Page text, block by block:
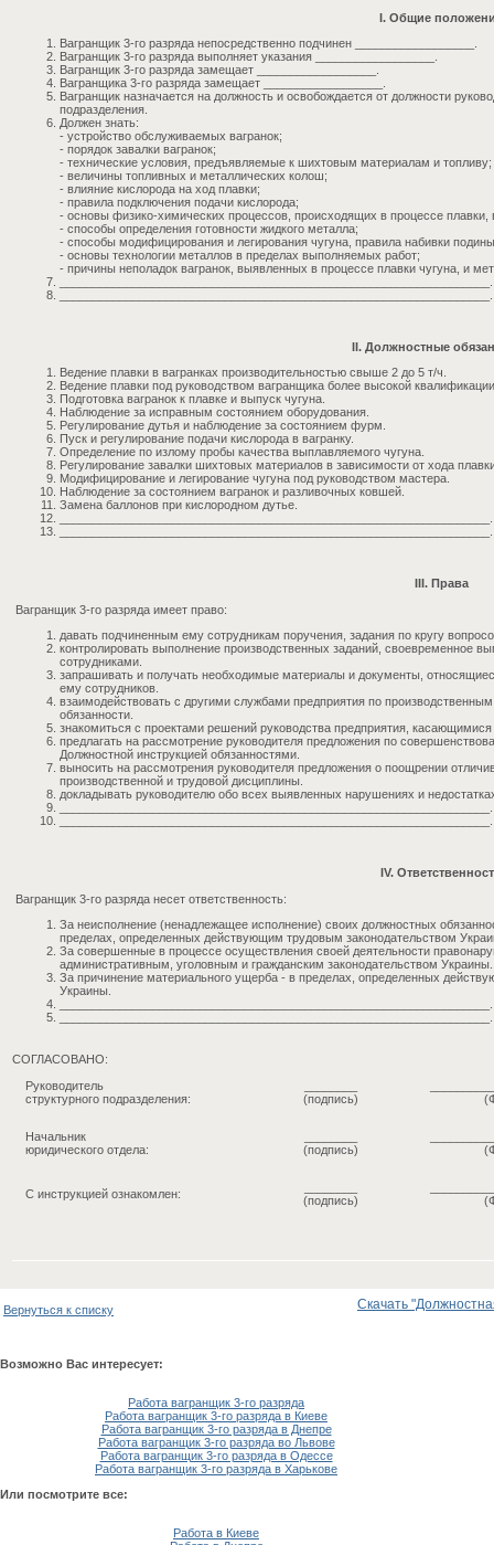
I. Общие
Вагранщик 3-го разряда непосредственно подчинен __________________.
Вагранщик 3-го разряда выполняет указания __________________.
Вагранщик 3-го разряда замещает __________________.
Вагранщика 3-го разряда замещает __________________.
Вагранщик назначается на должность и освобождается от должности
подразделения.
Должен знать:
- устройство обслуживаемых вагранок;
- порядок завалки вагранок;
- технические условия, предъявляемые к шихтовым материалам и топливу;
- величины топливных и металлических колош;
- влияние кислорода на ход плавки;
- правила подключения подачи кислорода;
- основы физико-химических процессов, происходящих в процессе
- способы определения готовности жидкого металла;
- способы модифицирования и легирования чугуна, правила набивки
- основы технологии металлов в пределах выполняемых работ;
- причины неполадок вагранок, выявленных в процессе плавки чугуна, и
II. Должностные
Ведение плавки в вагранках производительностью свыше 2 до 5 т/ч.
Ведение плавки под руководством вагранщика более высокой
Подготовка вагранок к плавке и выпуск чугуна.
Наблюдение за исправным состоянием оборудования.
Регулирование дутья и наблюдение за состоянием фурм.
Пуск и регулирование подачи кислорода в вагранку.
Определение по излому пробы качества выплавляемого чугуна.
Регулирование завалки шихтовых материалов в зависимости от хода
Модифицирование и легирование чугуна под руководством мастера.
Наблюдение за состоянием вагранок и разливочных ковшей.
Замена баллонов при кислородном дутье.
III. Права
Вагранщик 3-го разряда имеет право:
давать подчиненным ему сотрудникам поручения, задания по кругу
контролировать выполнение производственных заданий, своевременное
сотрудниками.
запрашивать и получать необходимые материалы и документы,
ему сотрудников.
взаимодействовать с другими службами предприятия по
обязанности.
знакомиться с проектами решений руководства предприятия,
предлагать на рассмотрение руководителя предложения по
Должностной инструкцией обязанностями.
выносить на рассмотрения руководителя предложения о поощрении
производственной и трудовой дисциплины.
докладывать руководителю обо всех выявленных нарушениях и
IV.
Вагранщик 3-го разряда несет ответственность:
За неисполнение (ненадлежащее исполнение) своих должностных
пределах, определенных действующим трудовым законодательством
За совершенные в процессе осуществления своей деятельности
административным, уголовным и гражданским законодательством Украины.
За причинение материального ущерба - в пределах, определенных
Украины.
СОГЛАСОВАНО:
Руководитель
структурного подразделения:
(подпись)
Начальник
юридического отдела:
(подпись)
С инструкцией ознакомлен:
(подпись)
Вернуться к списку Скачать
Возможно Вас интересует:
Работа вагранщик 3-го разряда
Работа вагранщик 3-го разряда в Киеве
Работа вагранщик 3-го разряда в Днепре
Работа вагранщик 3-го разряда во Львове
Работа вагранщик 3-го разряда в Одессе
Работа вагранщик 3-го разряда в Харькове
Или посмотрите все:
Работа в Киеве